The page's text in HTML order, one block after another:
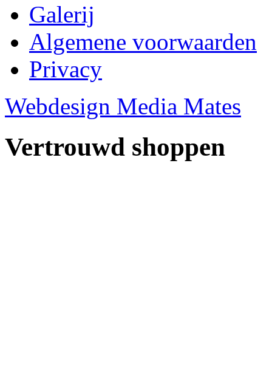
Galerij
Algemene voorwaarden
Privacy
Webdesign Media Mates
Vertrouwd shoppen